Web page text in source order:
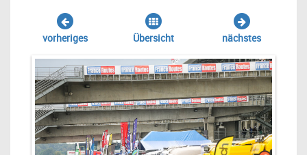
vorheriges Übersicht nächstes